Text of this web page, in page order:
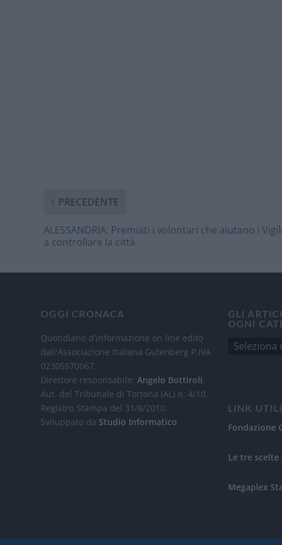
PRECEDENTE
ALESSANDRIA: Premiati i volontari che aiutano i Vigili
a controllare la città
OGGI CRONACA
Quotidiano d'informazione on line edito
dall'Associazione Italiana Gutenberg P.IVA
02305570067.
Direttore responsabile:Angelo Bottiroli
Aut. del Tribunale di Tortona (AL) n. 4/10,
Registro Stampa del 31/8/2010.
Sviluppato da Studio Informatico
GLI
OGNI
LINK UTILI
Fondazione
Le tre scelte
Megaplex